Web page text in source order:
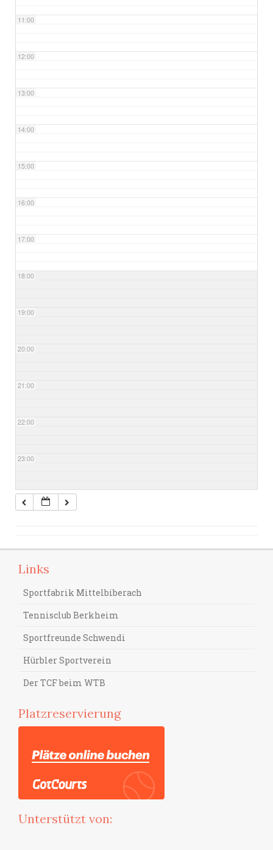
11:00
12:00
13:00
14:00
15:00
16:00
17:00
18:00
19:00
20:00
21:00
22:00
23:00
Links
Sportfabrik Mittelbiberach
Tennisclub Berkheim
Sportfreunde Schwendi
Hürbler Sportverein
Der TCF beim WTB
Platzreservierung
Unterstützt von: